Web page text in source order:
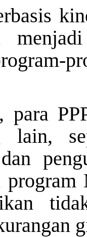
para
lain,